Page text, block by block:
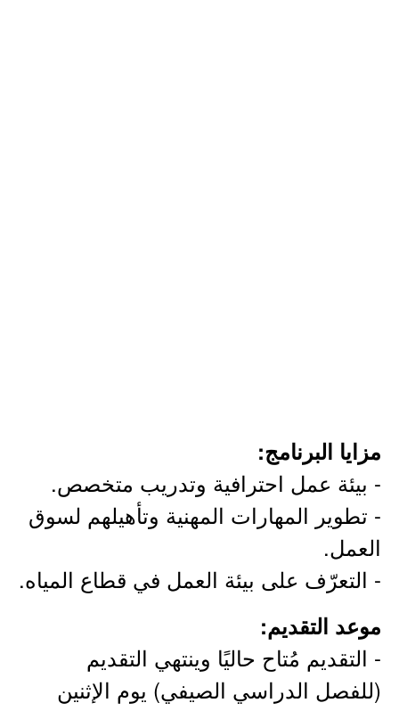
مزايا البرنامج:
- بيئة عمل احترافية وتدريب متخصص.
- تطوير المهارات المهنية وتأهيلهم لسوق
العمل.
- التعرّف على بيئة العمل في قطاع المياه.
موعد التقديم:
- التقديم مُتاح حاليًا وينتهي التقديم
(للفصل الدراسي الصيفي) يوم الإثنين